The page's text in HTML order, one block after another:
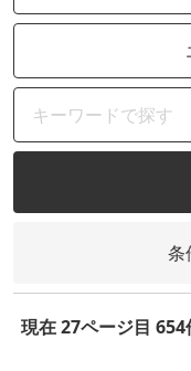
条
現在 27ページ目